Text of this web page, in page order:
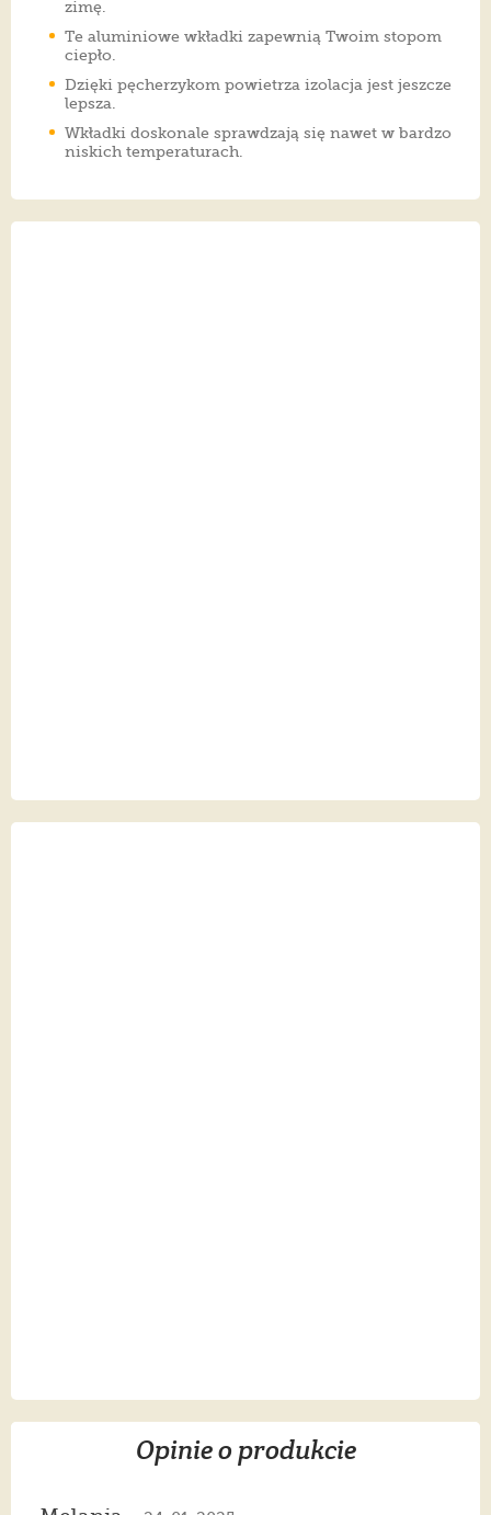
zimę.
Te aluminiowe wkładki zapewnią Twoim stopom
ciepło.
Dzięki pęcherzykom powietrza izolacja jest jeszcze
lepsza.
Wkładki doskonale sprawdzają się nawet w bardzo
niskich temperaturach.
Opinie o produkcie